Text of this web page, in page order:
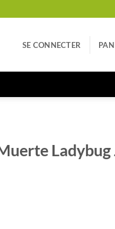
SE CONNECTER
Ladybug